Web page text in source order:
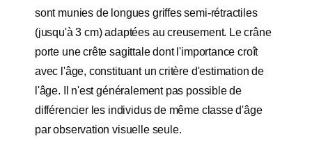
sont munies de longues griffes semi-rétractiles
(jusqu'à 3 cm) adaptées au creusement. Le crâne
porte une crête sagittale dont l'importance croît
avec l'âge, constituant un critère d'estimation de
l'âge. Il n'est généralement pas possible de
différencier les individus de même classe d'âge
par observation visuelle seule.